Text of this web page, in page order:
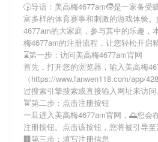
🕟导语： 美高梅4677am🧒是一家备受
富多样的体育赛事和刺激的游戏体验
4677am的大家庭，参与其中的乐趣，
梅4677am的注册流程，让您轻松开启
⌛️第一步：访问美高梅4677am官网
首先，打开您的浏览器，输入美高梅
（https://www.fanwen118.com/app/
过搜索引擎搜索或直接输入网址来访问。
🚖第二步：点击注册按钮
一旦进入美高梅4677am官网，🌅您会
注册按钮。点击该按钮，您将被引导至
🏢第三步：填写注册信息